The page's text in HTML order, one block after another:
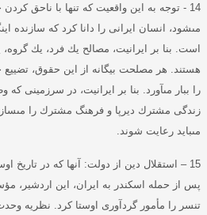
14 -
توجه به اين واقعيت كه تنها با ناحق
مى‏شود، انسان ايرانى را دانا كرد كه سازنده
است
بنا بر ايرانيت، مصالح يك فرد، يك
هستند
هر مصلحت بيگانه از اين حقوق،
را ببار مى‏آورد
بنا بر ايرانيت، در سرزمينى
زندگى مشترك ديرپا و فرهنگ مشترك را
مى‏بايد رعايت شوند
15
– استقلال دین از دولت:
آنها كه در تاريخ
پس از حمله اسكندر به ايران، اين اردشير،
تنسر را مأمور گردآورى اوستا كرد
نظريه